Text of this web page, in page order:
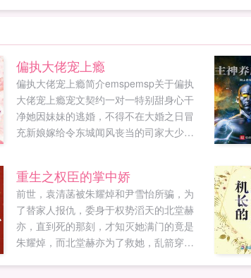
偏执大佬宠上瘾
偏执大佬宠上瘾简介emspemsp关于偏执
大佬宠上瘾宠文契约一对一特别甜身心干
净她因妹妹的逃婚，不得不在大婚之日冒
充新娘嫁给令东城闻风丧当的司家大少爷
重生之权臣的掌中娇
前世，袁清菡被朱耀焯和尹雪怡所骗，为
了替家人报仇，委身于权势滔天的北堂赫
亦，直到死的那刻，才知灭她满门的竟是
朱耀焯，而北堂赫亦为了救她，乱箭穿心